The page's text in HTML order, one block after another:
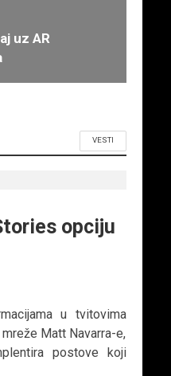
uz AR
VESTI
opciju
u tvitovima
Matt Navarra-e,
postove koji